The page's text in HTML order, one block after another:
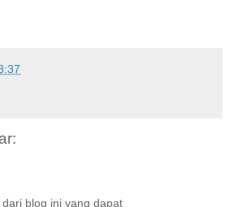
blog ini yang dapat